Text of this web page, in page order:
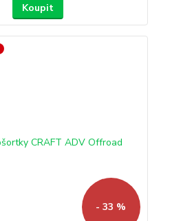
Koupit
- 33 %